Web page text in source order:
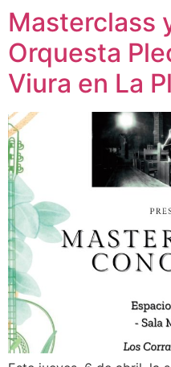
Masterclass
Orquesta
Viura en La